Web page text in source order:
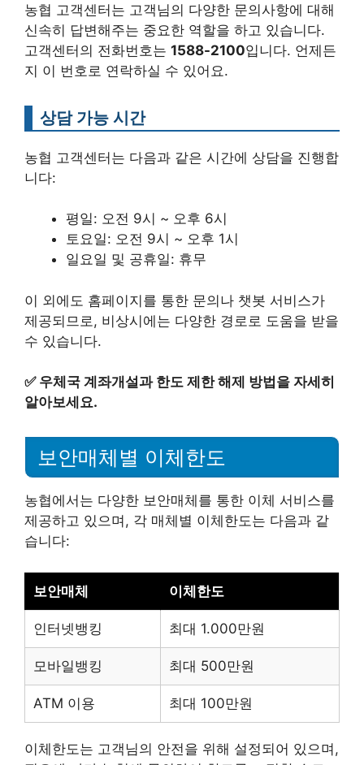
농협 고객센터는 고객님의 다양한 문의사항에 대해
신속히 답변해주는 중요한 역할을 하고 있습니다.
고객센터의 전화번호는 1588-2100입니다. 언제든
지 이 번호로 연락하실 수 있어요.
상담 가능 시간
농협 고객센터는 다음과 같은 시간에 상담을 진행합
니다:
평일: 오전 9시 ~ 오후 6시
토요일: 오전 9시 ~ 오후 1시
일요일 및 공휴일: 휴무
이 외에도 홈페이지를 통한 문의나 챗봇 서비스가
제공되므로, 비상시에는 다양한 경로로 도움을 받을
수 있습니다.
✅ 우체국 계좌개설과 한도 제한 해제 방법을 자세히
알아보세요.
보안매체별 이체한도
농협에서는 다양한 보안매체를 통한 이체 서비스를
제공하고 있으며, 각 매체별 이체한도는 다음과 같
습니다:
보안매체 이체한도
인터넷뱅킹 최대 1.000만원
모바일뱅킹 최대 500만원
ATM 이용 최대 100만원
이체한도는 고객님의 안전을 위해 설정되어 있으며,